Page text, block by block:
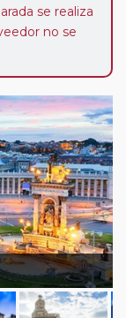
se realiza
no se